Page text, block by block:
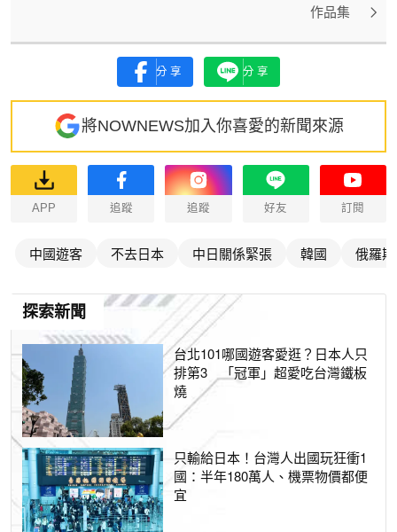
作品集
分享 分享
將NOWNEWS加入你喜愛的新聞來源
APP 追蹤 追蹤 好友 訂閱
中國遊客 不去日本 中日關係緊張 韓國 俄羅斯
探索新聞
台北101哪國遊客愛逛？日本人只
排第3 「冠軍」超愛吃台灣鐵板
燒
只輸給日本！台灣人出國玩狂衝1
國：半年180萬人、機票物價都便
宜